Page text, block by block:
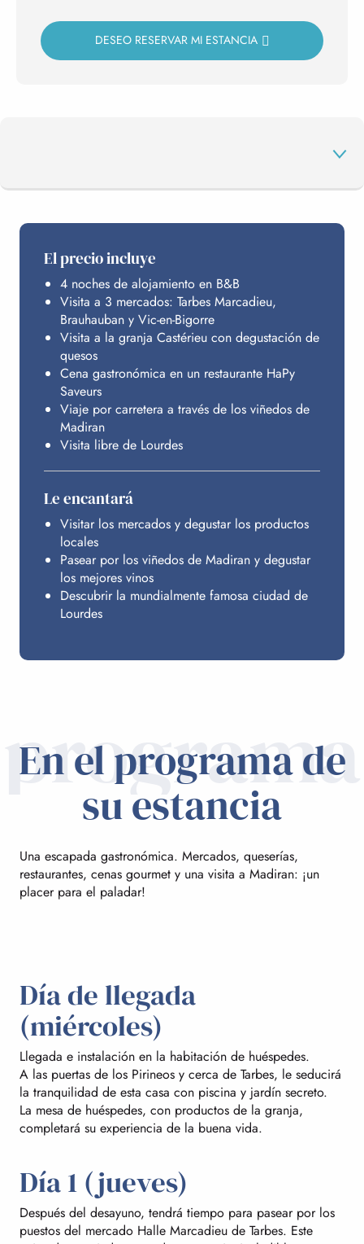
DESEO RESERVAR MI ESTANCIA
ALOJAMIENTO
PRESUPUESTO
El precio incluye
4 noches de alojamiento en B&B
Visita a 3 mercados: Tarbes Marcadieu,
Brauhauban y Vic-en-Bigorre
Visita a la granja Castérieu con degustación de
quesos
Cena gastronómica en un restaurante HaPy
Saveurs
Viaje por carretera a través de los viñedos de
Madiran
Visita libre de Lourdes
Le encantará
Visitar los mercados y degustar los productos
locales
Pasear por los viñedos de Madiran y degustar
los mejores vinos
Descubrir la mundialmente famosa ciudad de
Lourdes
programa
En el programa de
su estancia
Una escapada gastronómica. Mercados, queserías,
restaurantes, cenas gourmet y una visita a Madiran: ¡un
placer para el paladar!
Día de llegada
(miércoles)
Llegada e instalación en la habitación de huéspedes.
A las puertas de los Pirineos y cerca de Tarbes, le seducirá
la tranquilidad de esta casa con piscina y jardín secreto.
La mesa de huéspedes, con productos de la granja,
completará su experiencia de la buena vida.
Día 1 (jueves)
Después del desayuno, tendrá tiempo para pasear por los
puestos del mercado Halle Marcadieu de Tarbes. Este